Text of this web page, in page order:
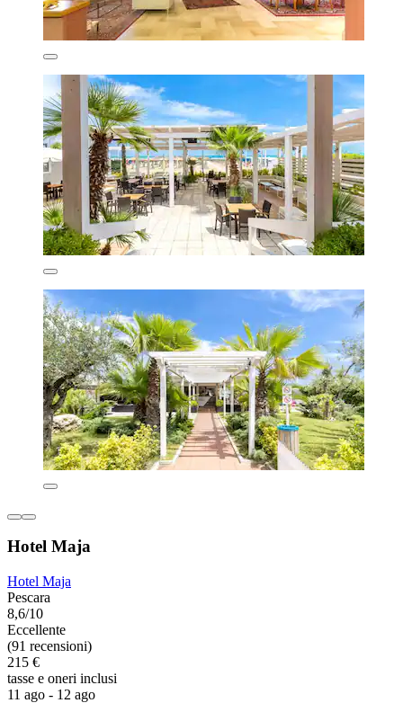
Hotel Maja
Hotel Maja
Pescara
8,6/10
Eccellente
(91 recensioni)
215 €
tasse e oneri inclusi
11 ago - 12 ago